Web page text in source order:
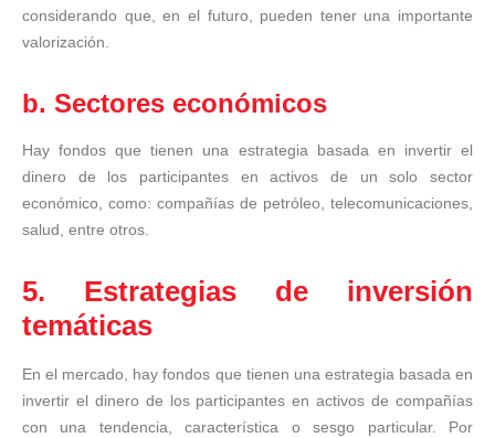
considerando que, en el futuro, pueden tener una importante
valorización.
b. Sectores económicos
Hay fondos que tienen una estrategia basada en invertir el
dinero de los participantes en activos de un solo sector
económico, como: compañías de petróleo, telecomunicaciones,
salud, entre otros.
5. Estrategias de inversión
temáticas
En el mercado, hay fondos que tienen una estrategia basada en
invertir el dinero de los participantes en activos de compañías
con una tendencia, característica o sesgo particular. Por